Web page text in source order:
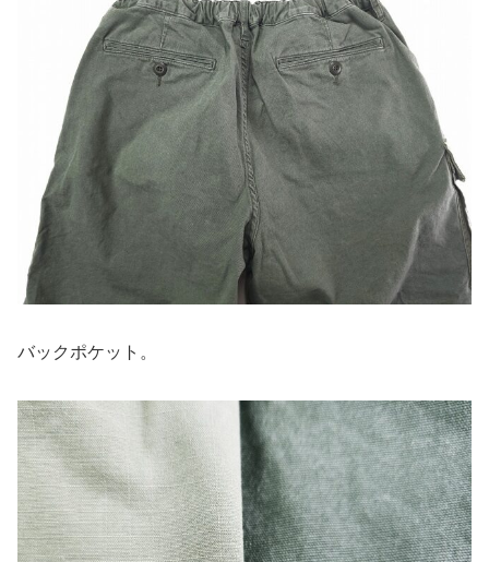
バックポケット。